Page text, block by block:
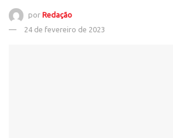
por Redação
24 de fevereiro de 2023